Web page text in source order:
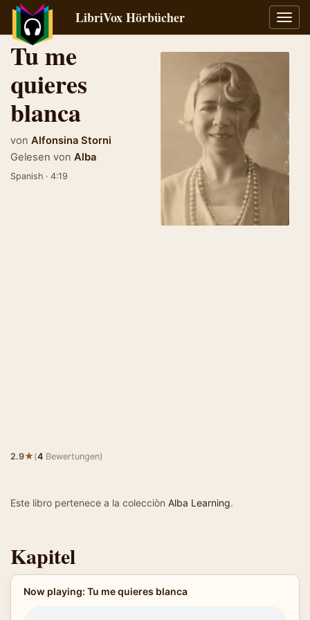
LibriVox Hörbücher
Tu me
quieres
blanca
von Alfonsina Storni
Gelesen von Alba
Spanish · 4:19
2.9★(4 Bewertungen)
Este libro pertenece a la colecciòn Alba Learning.
Kapitel
Now playing: Tu me quieres blanca